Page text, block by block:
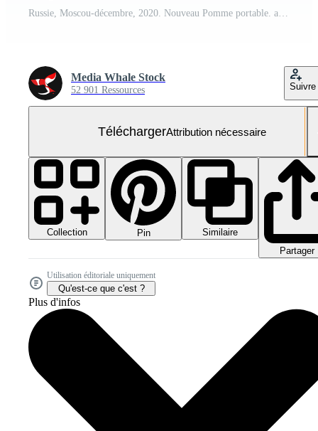
Russie, Moscou-décembre, 2020. Nouveau Pomme portable. action. Nouveau génération macbook portable avec élégant conception et meilleur technique caractéristiques. professionnel macbook sur isolé Contexte
Media Whale Stock
52 901 Ressources Suivre
TéléchargerAttribution nécessaire
Collection Pin
Similaire
Partager
Utilisation éditoriale uniquement
Qu'est-ce que c'est ?
Plus d'infos